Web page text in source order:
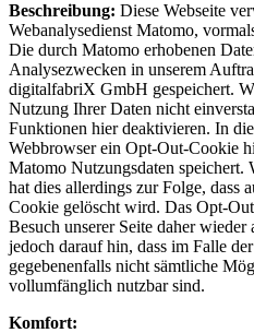
Beschreibung: Diese Webseite
Webanalysedienst Matomo,
Die durch Matomo erhobenen
Analysezwecken in unserem
digitalfabriX GmbH gespeichert.
Nutzung Ihrer Daten nicht
Funktionen hier deaktivieren. In
Webbrowser ein Opt-Out-Cookie
Matomo Nutzungsdaten speichert.
hat dies allerdings zur Folge, dass
Cookie gelöscht wird. Das Opt-
Besuch unserer Seite daher
jedoch darauf hin, dass im Falle
gegebenenfalls nicht sämtliche
vollumfänglich nutzbar sind.
Komfort: